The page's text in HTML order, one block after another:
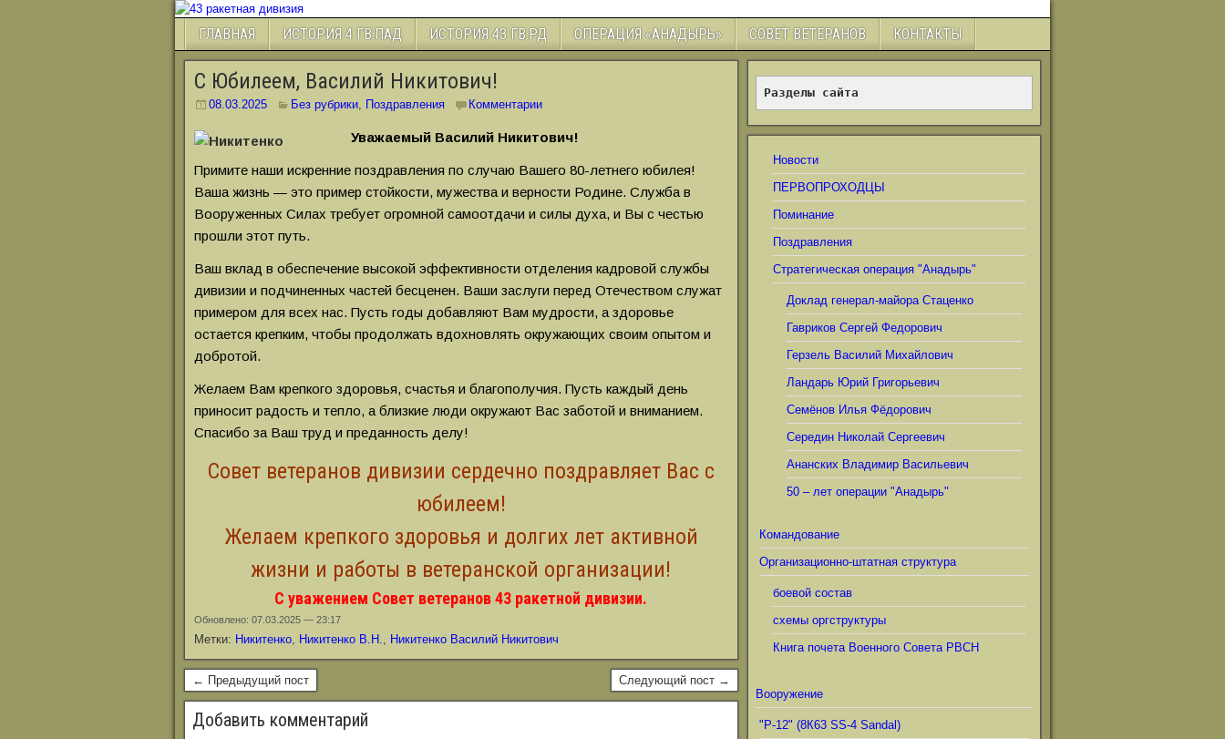
ГЛАВНАЯ ИСТОРИЯ 4 ГВ.ПАД ИСТОРИЯ 43 ГВ.РД ОПЕРАЦИЯ «АНАДЫРЬ» СОВЕТ ВЕТЕРАНОВ КОНТАКТЫ
С Юбилеем, Василий Никитович!
08.03.2025 Без рубрики, Поздравления Комментарии
Уважаемый Василий Никитович!
Примите наши искренние поздравления по случаю Вашего 80-летнего юбилея!
Ваша жизнь — это пример стойкости, мужества и верности Родине. Служба в
Вооруженных Силах требует огромной самоотдачи и силы духа, и Вы с честью
прошли этот путь.
Ваш вклад в обеспечение высокой эффективности отделения кадровой службы
дивизии и подчиненных частей бесценен. Ваши заслуги перед Отечеством служат
примером для всех нас. Пусть годы добавляют Вам мудрости, а здоровье
остается крепким, чтобы продолжать вдохновлять окружающих своим опытом и
добротой.
Желаем Вам крепкого здоровья, счастья и благополучия. Пусть каждый день
приносит радость и тепло, а близкие люди окружают Вас заботой и вниманием.
Спасибо за Ваш труд и преданность делу!
Совет ветеранов дивизии сердечно поздравляет Вас с
юбилеем!
Желаем крепкого здоровья и долгих лет активной
жизни и работы в ветеранской организации!
С уважением Совет ветеранов 43 ракетной дивизии.
Обновлено: 07.03.2025 — 23:17
Метки: Никитенко, Никитенко В.Н., Никитенко Василий Никитович
← Предыдущий пост Следующий пост →
Добавить комментарий
Разделы сайта
Новости
ПЕРВОПРОХОДЦЫ
Поминание
Поздравления
Стратегическая операция "Анадырь"
Доклад генерал-майора Стаценко
Гавриков Сергей Федорович
Герзель Василий Михайлович
Ландарь Юрий Григорьевич
Семёнов Илья Фёдорович
Середин Николай Сергеевич
Ананских Владимир Васильевич
50 – лет операции "Анадырь"
Командование
Организационно-штатная структура
боевой состав
схемы оргструктуры
Книга почета Военного Совета РВСН
Вооружение
"Р-12" (8К63 SS-4 Sandal)